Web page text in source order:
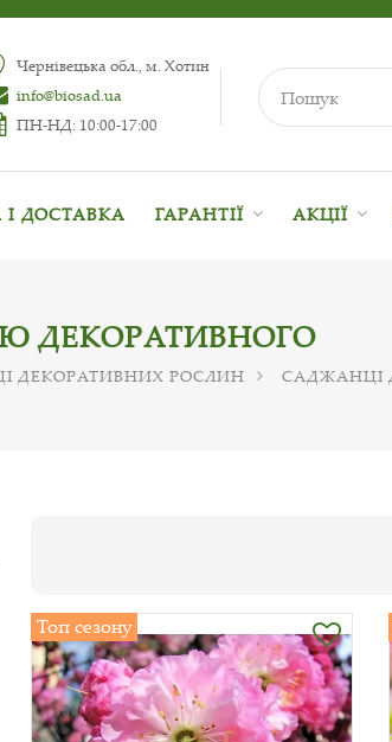
Чернівецька обл., м. Хотин
info@biosad.ua
ПН-НД: 10:00-17:00
ДОСТАВКА ГАРАНТІЇ АКЦІЇ
ДЕКОРАТИВНОГО
ДЕКОРАТИВНИХ РОСЛИН САДЖАНЦІ
Топ сезону